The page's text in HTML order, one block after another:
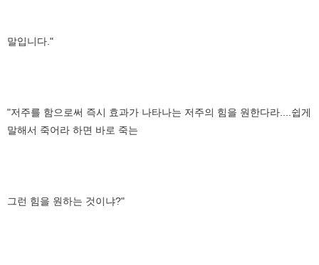
말입니다."
"저주를 함으로써 즉시 효과가 나타나는 저주의 힘을 원한다라....쉽게
말해서 죽어라 하면 바로 죽는
그런 힘을 원하는 것이냐?"